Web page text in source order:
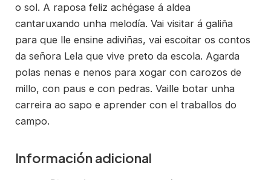
o sol. A raposa feliz achégase á aldea
cantaruxando unha melodía. Vai visitar á galiña
para que lle ensine adiviñas, vai escoitar os contos
da señora Lela que vive preto da escola. Agarda
polas nenas e nenos para xogar con carozos de
millo, con paus e con pedras. Vaille botar unha
carreira ao sapo e aprender con el traballos do
campo.
Información adicional